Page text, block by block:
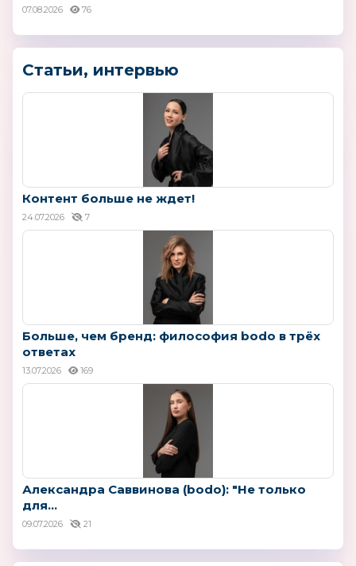
07.08.2026 76
Статьи, интервью
Контент больше не ждет!
24.07.2026 7
Больше, чем бренд: философия bodo в трёх
ответах
13.07.2026 169
Александра Саввинова (bodo): "Не только
для...
09.07.2026 21